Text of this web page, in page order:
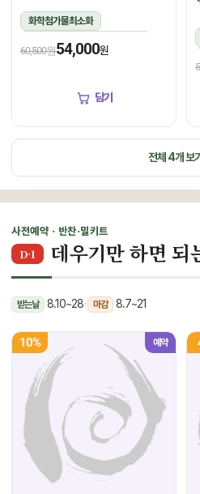
화학첨가물최소화
냉장
60,500원54,000원
담기
전체 4개 보
사전예약 · 반찬·밀키트
D-1 데우기만 하면 되
받는날 8.10~28· 마감 8.7~21
10% 예약